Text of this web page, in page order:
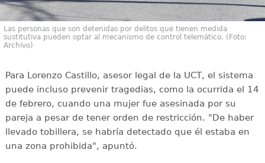
Las personas que son detenidas por delitos que tienen medida
sustitutiva pueden optar al mecanismo de control telemático. (Foto:
Archivo)
Para Lorenzo Castillo, asesor legal de la UCT, el sistema
puede incluso prevenir tragedias, como la ocurrida el 14
de febrero, cuando una mujer fue asesinada por su
pareja a pesar de tener orden de restricción. "De haber
llevado tobillera, se habría detectado que él estaba en
una zona prohibida", apuntó.